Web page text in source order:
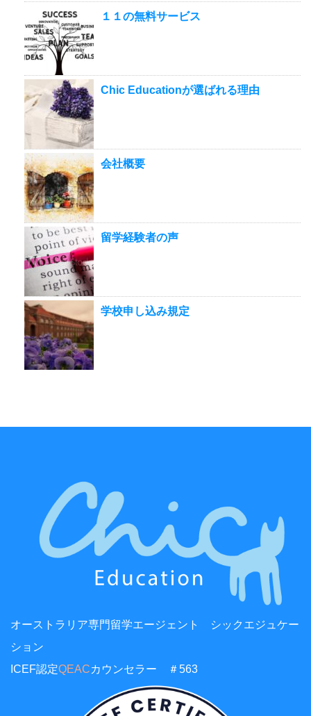
１１の無料サービス
Chic Educationが選ばれる理由
会社概要
留学経験者の声
学校申し込み規定
オーストラリア専門留学エージェント シックエジュケー
ション
ICEF認定QEACカウンセラー ＃563